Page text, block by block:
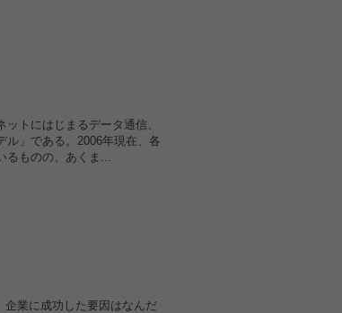
トにはじまるデータ通信、
ル」である。2006年現在、各
るものの、あくま...
企業に成功した要因はなんだ